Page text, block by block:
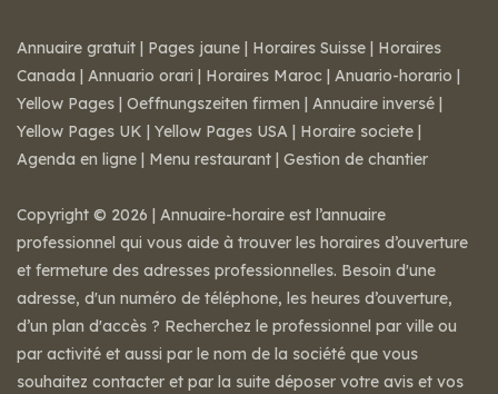
Annuaire gratuit | Pages jaune | Horaires Suisse | Horaires
Canada | Annuario orari | Horaires Maroc | Anuario-horario |
Yellow Pages | Oeffnungszeiten firmen | Annuaire inversé |
Yellow Pages UK | Yellow Pages USA | Horaire societe |
Agenda en ligne | Menu restaurant | Gestion de chantier
Copyright © 2026 | Annuaire-horaire est l’annuaire
professionnel qui vous aide à trouver les horaires d’ouverture
et fermeture des adresses professionnelles. Besoin d'une
adresse, d'un numéro de téléphone, les heures d’ouverture,
d’un plan d'accès ? Recherchez le professionnel par ville ou
par activité et aussi par le nom de la société que vous
souhaitez contacter et par la suite déposer votre avis et vos